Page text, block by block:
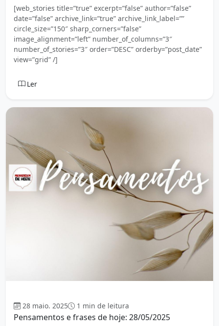
[web_stories title=”true” excerpt=”false” author=”false”
date=”false” archive_link=”true” archive_link_label=””
circle_size=”150″ sharp_corners=”false”
image_alignment=”left” number_of_columns=”3″
number_of_stories=”3″ order=”DESC” orderby=”post_date”
view=”grid” /]
Ler
28 maio. 2025 1 min de leitura
Pensamentos e frases de hoje: 28/05/2025